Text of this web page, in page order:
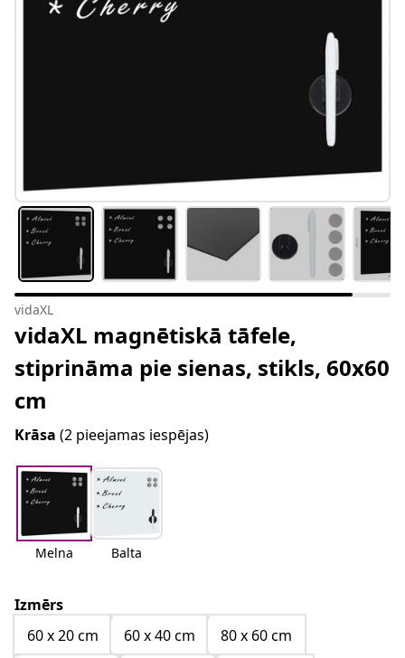
vidaXL
vidaXL magnētiskā tāfele,
stiprināma pie sienas, stikls, 60x60
cm
Krāsa (2 pieejamas iespējas)
Melna Balta
Izmērs
60 x 20 cm
60 x 40 cm
80 x 60 cm